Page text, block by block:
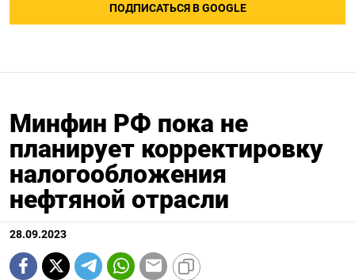
ПОДПИСАТЬСЯ В GOOGLE
Минфин РФ пока не
планирует корректировку
налогообложения
нефтяной отрасли
28.09.2023